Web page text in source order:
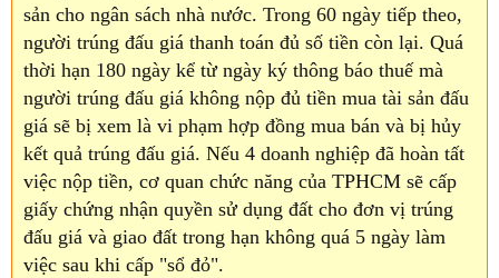
sản cho ngân sách nhà nước. Trong 60 ngày tiếp theo,
người trúng đấu giá thanh toán đủ số tiền còn lại. Quá
thời hạn 180 ngày kể từ ngày ký thông báo thuế mà
người trúng đấu giá không nộp đủ tiền mua tài sản đấu
giá sẽ bị xem là vi phạm hợp đồng mua bán và bị hủy
kết quả trúng đấu giá. Nếu 4 doanh nghiệp đã hoàn tất
việc nộp tiền, cơ quan chức năng của TPHCM sẽ cấp
giấy chứng nhận quyền sử dụng đất cho đơn vị trúng
đấu giá và giao đất trong hạn không quá 5 ngày làm
việc sau khi cấp "sổ đỏ".